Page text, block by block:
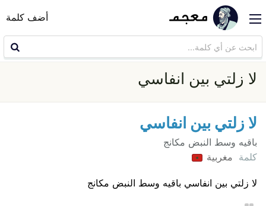
أضف كلمة
لا زلتي بين انفاسي
لا زلتي بين انفاسي
باقيه وسط النبض مكانج
كلمة مغربية
لا زلتي بين انفاسي باقيه وسط النبض مكانج